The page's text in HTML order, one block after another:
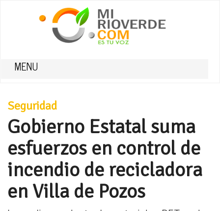
MENU
Seguridad
Gobierno Estatal suma
esfuerzos en control de
incendio de recicladora
en Villa de Pozos